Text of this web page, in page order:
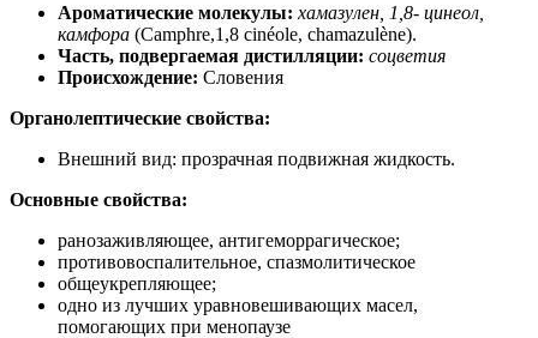
Ароматические молекулы: хамазулен, 1,8- цинеол,
камфора (Camphre,1,8 cinéole, chamazulène).
Часть, подвергаемая дистилляции: соцветия
Происхождение: Словения
Органолептические свойства:
Внешний вид: прозрачная подвижная жидкость.
Основные свойства:
ранозаживляющее, антигеморрагическое;
противовоспалительное, спазмолитическое
общеукрепляющее;
одно из лучших уравновешивающих масел,
помогающих при менопаузе